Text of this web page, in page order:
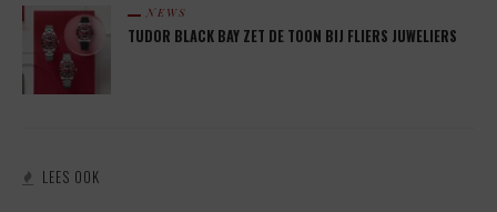
NEWS
TUDOR BLACK BAY ZET DE TOON BIJ FLIERS JUWELIERS
LEES OOK